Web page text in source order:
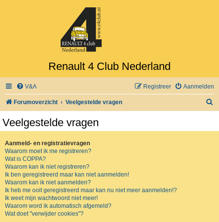
Renault 4 Club Nederland
V&A Aanmelden
Registreer
Forumoverzicht Veelgestelde vragen
Veelgestelde vragen
Aanmeld- en registratievragen
Waarom moet ik me registreren?
Wat is COPPA?
Waarom kan ik niet registreren?
Ik ben geregistreerd maar kan niet aanmelden!
Waarom kan ik niet aanmelden?
Ik heb me ooit geregistreerd maar kan nu niet meer aanmelden!?
Ik weet mijn wachtwoord niet meer!
Waarom word ik automatisch afgemeld?
Wat doet "verwijder cookies"?